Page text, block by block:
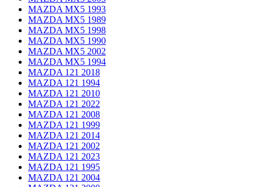
MAZDA MX5 1993
MAZDA MX5 1989
MAZDA MX5 1998
MAZDA MX5 1990
MAZDA MX5 2002
MAZDA MX5 1994
MAZDA 121 2018
MAZDA 121 1994
MAZDA 121 2010
MAZDA 121 2022
MAZDA 121 2008
MAZDA 121 1999
MAZDA 121 2014
MAZDA 121 2002
MAZDA 121 2023
MAZDA 121 1995
MAZDA 121 2004